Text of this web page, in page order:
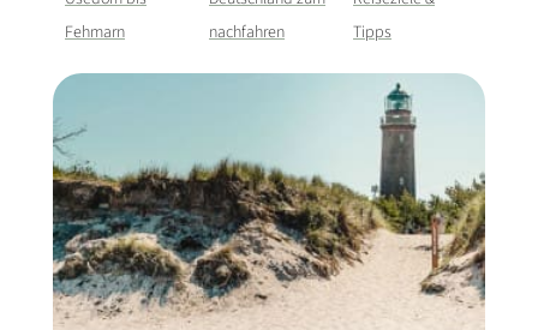
Fehmarn
nachfahren
Tipps